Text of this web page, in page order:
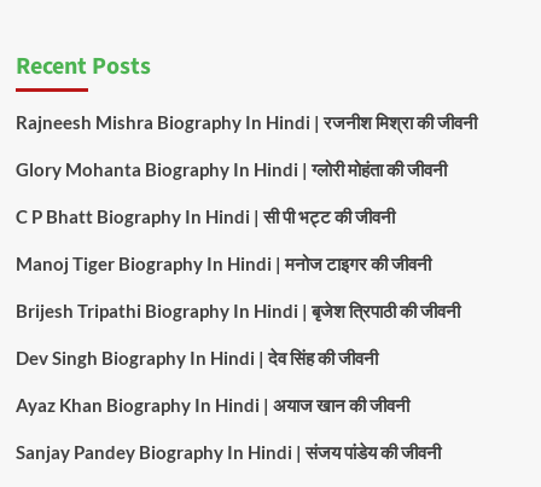
Recent Posts
Rajneesh Mishra Biography In Hindi | रजनीश मिश्रा की जीवनी
Glory Mohanta Biography In Hindi | ग्लोरी मोहंता की जीवनी
C P Bhatt Biography In Hindi | सी पी भट्ट की जीवनी
Manoj Tiger Biography In Hindi | मनोज टाइगर की जीवनी
Brijesh Tripathi Biography In Hindi | बृजेश त्रिपाठी की जीवनी
Dev Singh Biography In Hindi | देव सिंह की जीवनी
Ayaz Khan Biography In Hindi | अयाज खान की जीवनी
Sanjay Pandey Biography In Hindi | संजय पांडेय की जीवनी